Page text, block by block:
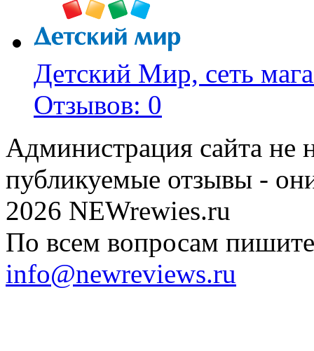
Детский Мир, сеть
Отзывов: 0
Администрация сайта не
публикуемые отзывы -
2026 NEWrewies.ru
По всем вопросам
info@newreviews.ru